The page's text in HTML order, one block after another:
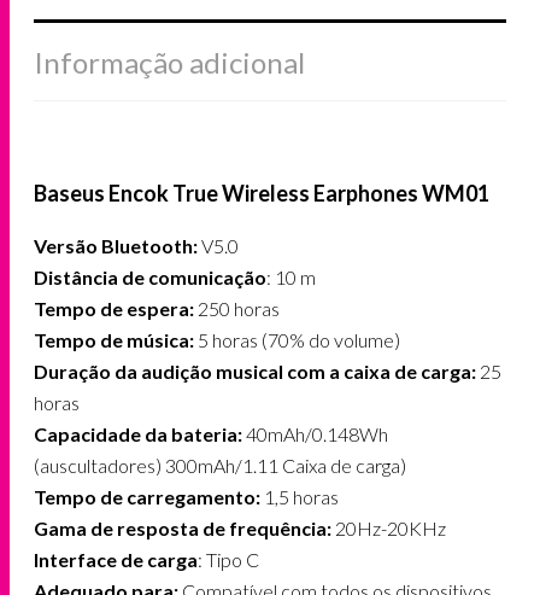
Informação adicional
Baseus Encok True Wireless Earphones WM01
Versão Bluetooth:V5.0
Distância de comunicação: 10 m
Tempo de espera: 250 horas
Tempo de música: 5 horas (70% do volume)
Duração da audição musical com a caixa de carga: 25
horas
Capacidade da bateria:40mAh/0.148Wh
(auscultadores) 300mAh/1.11 Caixa de carga)
Tempo de carregamento: 1,5 horas
Gama de resposta de frequência: 20Hz-20KHz
Interface de carga: Tipo C
Adequado para: Compatível com todos os dispositivos